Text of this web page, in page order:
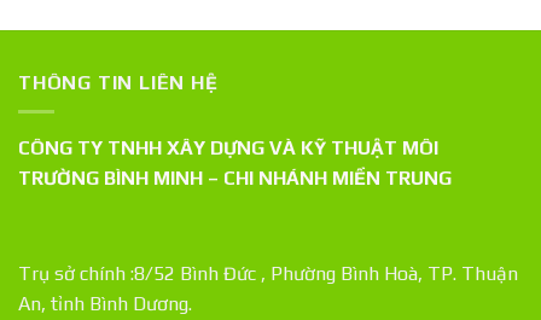
THÔNG TIN LIÊN HỆ
CÔNG TY TNHH XÂY DỰNG VÀ KỸ THUẬT MÔI
TRƯỜNG BÌNH MINH – CHI NHÁNH MIỀN TRUNG
Trụ sở chính :8/52 Bình Đức , Phường Bình Hoà, TP. Thuận
An, tỉnh Bình Dương.